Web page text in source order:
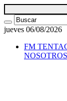
jueves 06/08/2026
FM
NOSOTROS